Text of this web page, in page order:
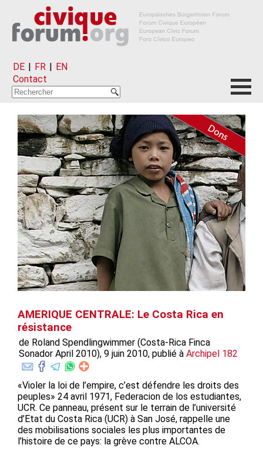
DE | FR | EN
Contact
AMERIQUE CENTRALE: Le Costa Rica en
résistance
de Roland Spendlingwimmer (Costa-Rica Finca
Sonador April 2010), 9 juin 2010, publié à Archipel 182
«Violer la loi de l’empire, c’est défendre les droits des
peuples» 24 avril 1971, Federacion de los estudiantes,
UCR. Ce panneau, présent sur le terrain de l’université
d’Etat du Costa Rica (UCR) à San José, rappelle une
des mobilisations sociales les plus importantes de
l’histoire de ce pays: la grève contre ALCOA.